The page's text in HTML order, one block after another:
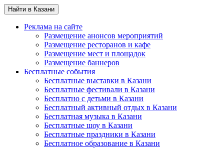
Найти в Казани
Реклама на сайте
Размещение анонсов мероприятий
Размещение ресторанов и кафе
Размещение мест и площадок
Размещение баннеров
Бесплатные события
Бесплатные выставки в Казани
Бесплатные фестивали в Казани
Бесплатно с детьми в Казани
Бесплатный активный отдых в Казани
Бесплатная музыка в Казани
Бесплатные шоу в Казани
Бесплатные праздники в Казани
Бесплатное образование в Казани